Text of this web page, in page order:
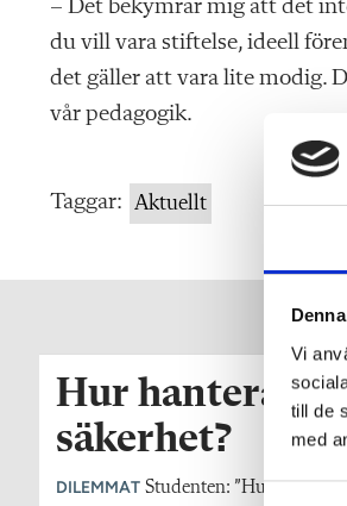
Vi
till de
med
S
– Det bekymrar mig att det
du vill vara stiftelse, ideell
det gäller att vara lite modig.
vår pedagogik.
Taggar: Aktuellt
Hur hanterar
säkerhet?
DILEMMAT Studenten: ”Hur ska jag